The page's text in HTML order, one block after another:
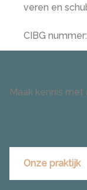
veren en
CIBG
Maak kennis met
Onze praktijk